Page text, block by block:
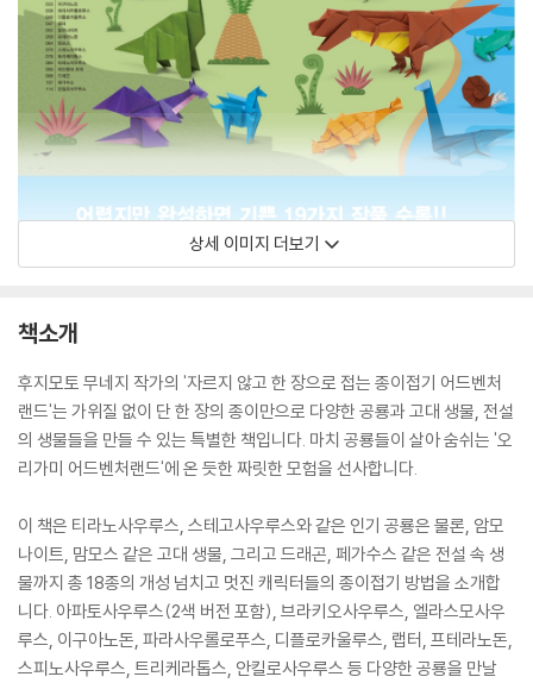
상세 이미지 더보기
책소개
후지모토 무네지 작가의 '자르지 않고 한 장으로 접는 종이접기 어드벤처
랜드'는 가위질 없이 단 한 장의 종이만으로 다양한 공룡과 고대 생물, 전설
의 생물들을 만들 수 있는 특별한 책입니다. 마치 공룡들이 살아 숨쉬는 '오
리가미 어드벤처랜드'에 온 듯한 짜릿한 모험을 선사합니다.
이 책은 티라노사우루스, 스테고사우루스와 같은 인기 공룡은 물론, 암모
나이트, 맘모스 같은 고대 생물, 그리고 드래곤, 페가수스 같은 전설 속 생
물까지 총 18종의 개성 넘치고 멋진 캐릭터들의 종이접기 방법을 소개합
니다. 아파토사우루스(2색 버전 포함), 브라키오사우루스, 엘라스모사우
루스, 이구아노돈, 파라사우롤로푸스, 디플로카울루스, 랩터, 프테라노돈,
스피노사우루스, 트리케라톱스, 안킬로사우루스 등 다양한 공룡을 만날